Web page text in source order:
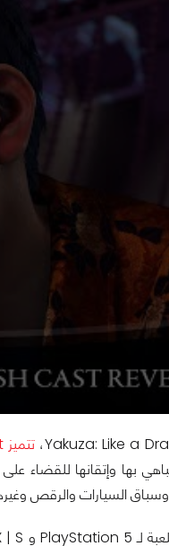
تتميز Lost Judgment بمعارك قتالية في الوقت الحقيقي
بها وإتقانها للقضاء
السيارات والرقص